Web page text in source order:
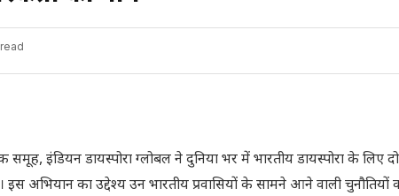
इंडियन डायस्पोरा ग्लोबल ने दुनिया भर में भारतीय डायस्पोरा के लिए
अभियान का उद्देश्य उन भारतीय प्रवासियों के सामने आने वाली चुनौतियों